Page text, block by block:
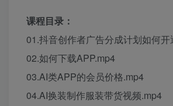
课程目录：
01.抖音创作者广告分成计划如何开
02.如何下载APP.mp4
03.AI类APP的会员价格.mp4
04.AI换装制作服装带货视频.mp4